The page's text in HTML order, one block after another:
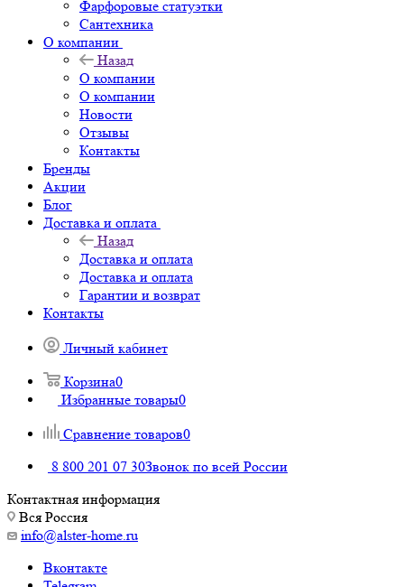
Фарфоровые статуэтки
Сантехника
О компании
Назад
О компании
О компании
Новости
Отзывы
Контакты
Бренды
Акции
Блог
Доставка и оплата
Назад
Доставка и оплата
Доставка и оплата
Гарантии и возврат
Контакты
Личный кабинет
Корзина0
Избранные товары0
Сравнение товаров0
8 800 201 07 30Звонок по всей России
Контактная информация
Вся Россия
info@alster-home.ru
Вконтакте